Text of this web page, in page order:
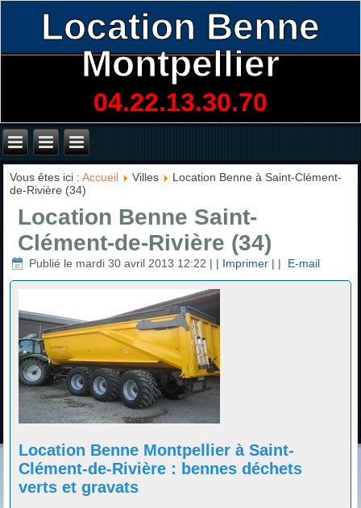
Location Benne
Montpellier
04.22.13.30.70
Vous êtes ici :Accueil Villes
Location Benne à Saint-Clément-
de-Rivière (34)
Location Benne Saint-
Clément-de-Rivière (34)
Publié le mardi 30 avril 2013 12:22 | | Imprimer | | E-mail
Location Benne Montpellier à Saint-
Clément-de-Rivière : bennes déchets
verts et gravats